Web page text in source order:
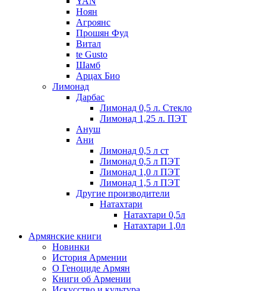
Ноян
Агроянс
Прошян Фуд
Витал
te Gusto
Шамб
Арцах Био
Лимонад
Дарбас
Лимонад 0,5 л. Стекло
Лимонад 1,25 л. ПЭТ
Ануш
Ани
Лимонад 0,5 л ст
Лимонад 0,5 л ПЭТ
Лимонад 1,0 л ПЭТ
Лимонад 1,5 л ПЭТ
Другие производители
Натахтари
Натахтари 0,5л
Натахтари 1,0л
Армянские книги
Новинки
История Армении
О Геноциде Армян
Книги об Армении